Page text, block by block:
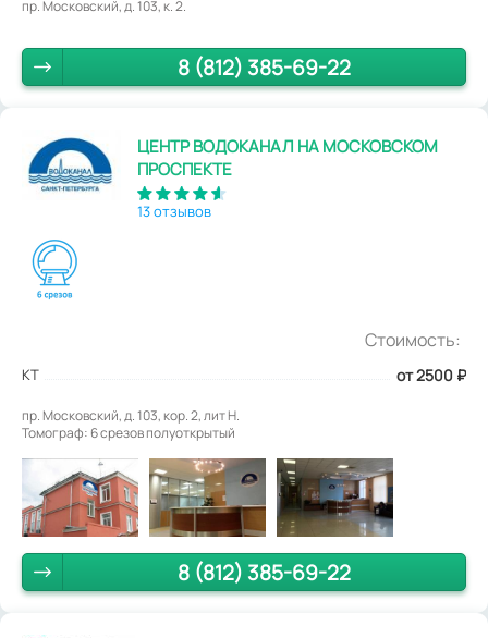
пр. Московский, д. 103, к. 2.
8 (812) 385-69-22
ЦЕНТР ВОДОКАНАЛ НА МОСКОВСКОМ
ПРОСПЕКТЕ
13 отзывов
Стоимость:
КТ от 2500 ₽
пр. Московский, д. 103, кор. 2, лит Н.
Томограф: 6 срезов полуоткрытый
8 (812) 385-69-22